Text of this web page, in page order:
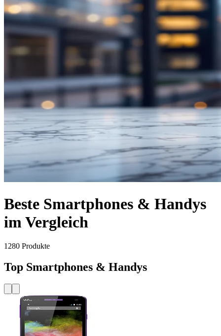
Beste Smartphones & Handys
im Vergleich
1280 Produkte
Top Smartphones & Handys